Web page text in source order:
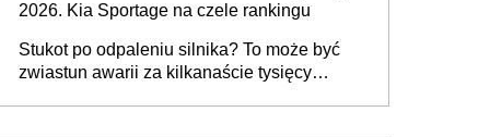
2026. Kia Sportage na czele rankingu
Stukot po odpaleniu silnika? To może być
zwiastun awarii za kilkanaście tysięcy